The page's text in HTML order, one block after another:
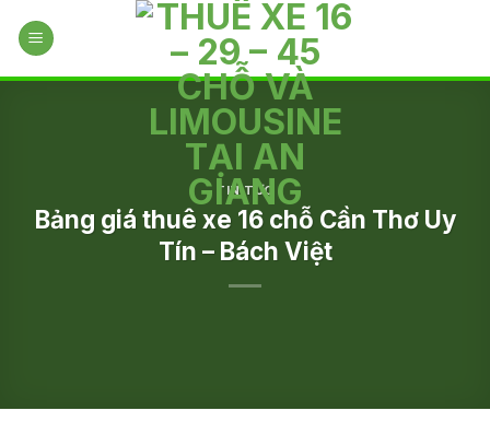
TIN TỨC
Bảng giá thuê xe 16 chỗ Cần Thơ Uy
Tín – Bách Việt